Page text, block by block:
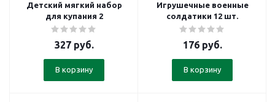
Детский мягкий набор
для купания 2
327руб.
В корзину
Игрушечные военные
солдатики 12 шт.
176руб.
В корзину